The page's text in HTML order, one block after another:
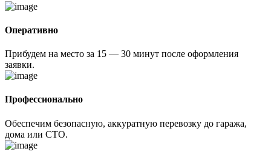
Оперативно
Прибудем на место за 15 — 30 минут после оформления
заявки.
Профессионально
Обеспечим безопасную, аккуратную перевозку до гаража,
дома или СТО.